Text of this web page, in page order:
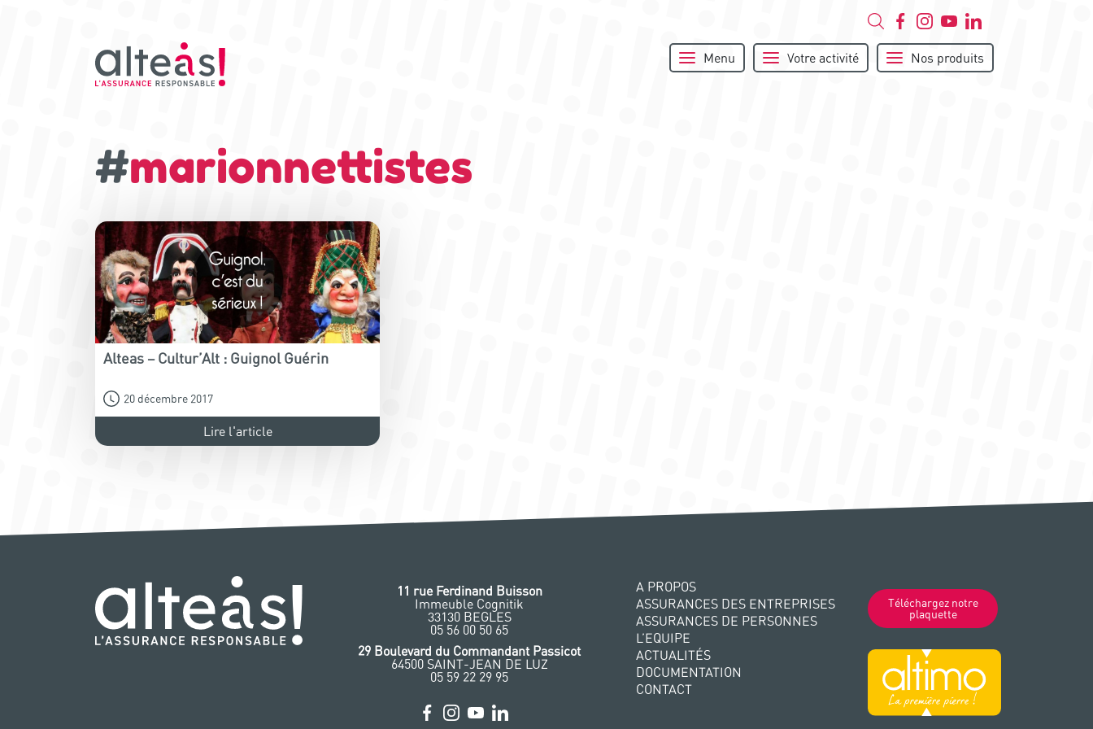
Menu Votre activité Nos produits
#marionnettistes
Alteas – Cultur’Alt : Guignol Guérin
20 décembre 2017
Lire l'article
11 rue Ferdinand Buisson
Immeuble Cognitik
33130 BEGLES
‭05 56 00 50 65
‭29 Boulevard du Commandant Passicot
64500 SAINT-JEAN DE LUZ
05 59 22 29 95
A PROPOS
ASSURANCES DES ENTREPRISES
ASSURANCES DE PERSONNES
L’EQUIPE
ACTUALITÉS
DOCUMENTATION
CONTACT
Téléchargez notre
plaquette